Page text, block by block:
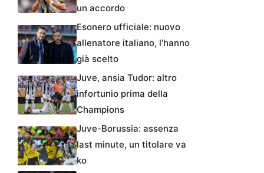
un accordo
Esonero ufficiale: nuovo
allenatore italiano, l’hanno
già scelto
Juve, ansia Tudor: altro
infortunio prima della
Champions
Juve-Borussia: assenza
last minute, un titolare va
ko